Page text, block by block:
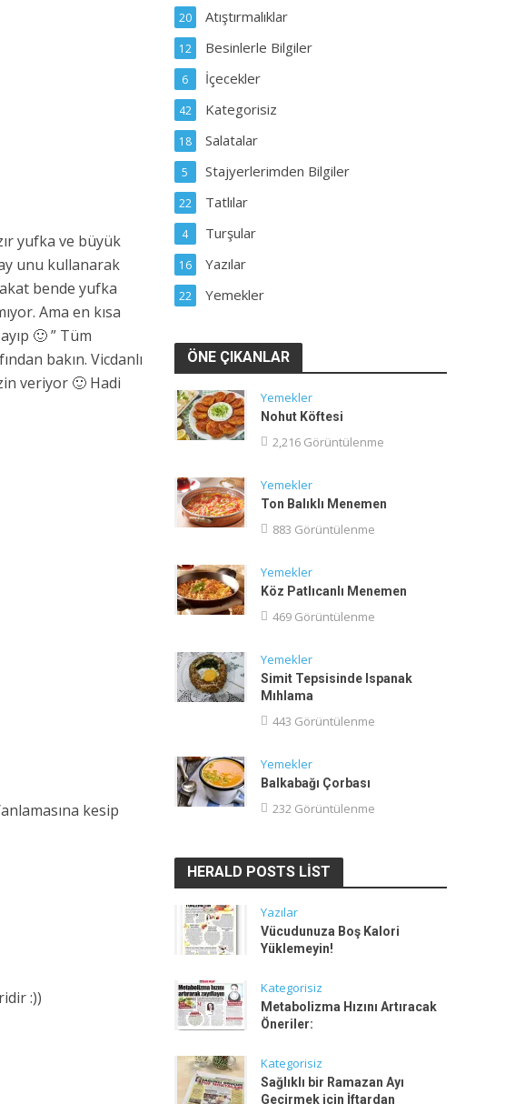
yufka ve büyük
unu kullanarak
bende yufka
Ama en kısa
🙂 ” Tüm
bakın. Vicdanlı
veriyor 🙂 Hadi
kesip
:))
Atıştırmalıklar
20
Besinlerle Bilgiler
12
İçecekler
6
Kategorisiz
42
Salatalar
18
Stajyerlerimden Bilgiler
5
Tatlılar
22
Turşular
4
Yazılar
16
Yemekler
22
ÖNE ÇIKANLAR
Yemekler
Nohut Köftesi
2,216 Görüntülenme
Yemekler
Ton Balıklı Menemen
883 Görüntülenme
Yemekler
Köz Patlıcanlı Menemen
469 Görüntülenme
Yemekler
Simit Tepsisinde Ispanak
Mıhlama
443 Görüntülenme
Yemekler
Balkabağı Çorbası
232 Görüntülenme
HERALD POSTS LIST
Yazılar
Vücudunuza Boş Kalori
Yüklemeyin!
Kategorisiz
Metabolizma Hızını Artıracak
Öneriler:
Kategorisiz
Sağlıklı bir Ramazan Ayı
Geçirmek için İftardan